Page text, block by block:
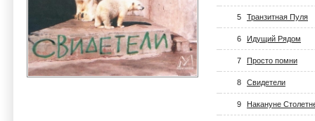
5 Транзитная Пуля
6 Идущий Рядом
7 Просто помни
8 Свидетели
9 Накануне